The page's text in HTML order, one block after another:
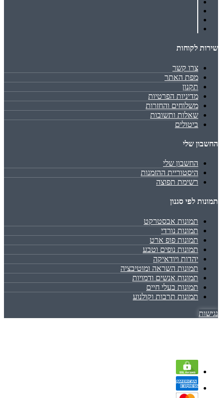
שירות לקוחות
צרו קשר
מפת האתר
תקנון
מדיניות הפרטיות
משלוחים והחזרות
שאלות ותשובות
ביטולים
החשבון שלי
החשבון שלי
היסטוריית ההזמנות
רשימת תפוצה
תמונות לפי סגנון
תמונות אבסטרקט
תמונות נורדי
תמונות פופ ארט
תמונות נופים וטבע
יהדות ויודאיקה
תמונות השראה ומוטיבציה
תמונות אנשים ודמויות
תמונות בעלי חיים
תמונות תרבות וקולנוע
נגישות